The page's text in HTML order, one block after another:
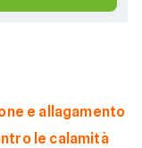
e allagamento
le calamità